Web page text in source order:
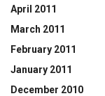
April 2011
March 2011
February 2011
January 2011
December 2010